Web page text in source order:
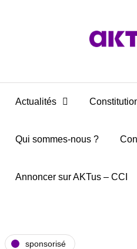
Actualités
Qui sommes-nous ?
Annoncer sur AKTus – CCI
sponsorisé